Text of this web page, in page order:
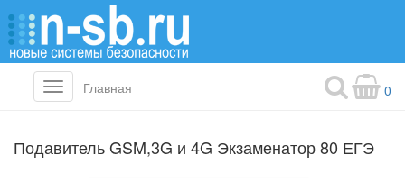
Toggle
navigation
Главная 0
Подавитель GSM,3G и 4G Экзаменатор 80 ЕГЭ